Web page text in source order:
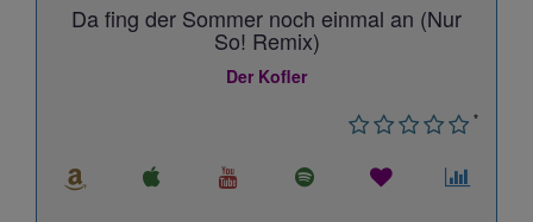
Da fing der Sommer noch einmal an (Nur
So! Remix)
Der Kofler
*